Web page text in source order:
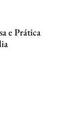
e Prática